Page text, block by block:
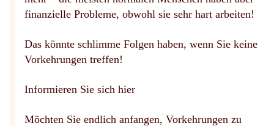
finanzielle Probleme, obwohl sie sehr hart arbeiten!
Das könnte schlimme Folgen haben, wenn Sie keine
Vorkehrungen treffen!
Informieren Sie sich hier
Möchten Sie endlich anfangen, Vorkehrungen zu